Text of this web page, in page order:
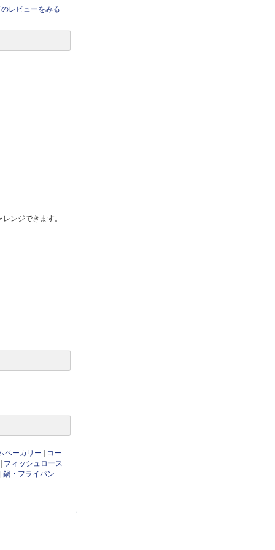
レビューをみる
ンジできます。
ベーカリー
コー
フィッシュロース
|鍋・フライパン